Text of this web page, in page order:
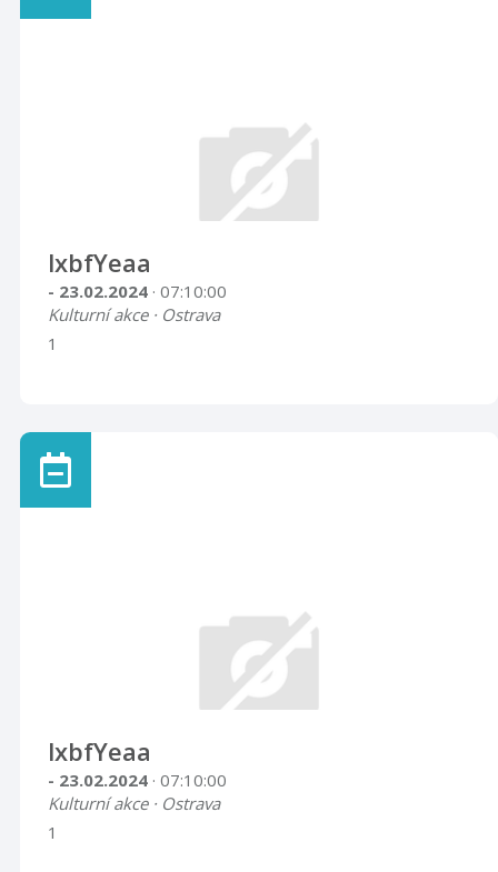
lxbfYeaa
- 23.02.2024 · 07:10:00
Kulturní akce · Ostrava
1
lxbfYeaa
- 23.02.2024 · 07:10:00
Kulturní akce · Ostrava
1